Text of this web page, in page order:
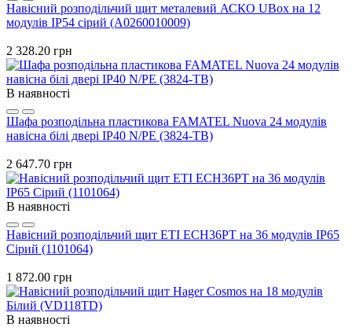
Навісний розподільчий щит металевий АСКО UBox на 12
модулів IP54 сірий (A0260010009)
2 328.20 грн
В наявності
Шафа розподільна пластикова FAMATEL Nuova 24 модулів
навісна білі двері IP40 N/PE (3824-TB)
2 647.70 грн
В наявності
Навісний розподільчий щит ETI ECH36PT на 36 модулів IP65
Сірий (1101064)
1 872.00 грн
В наявності